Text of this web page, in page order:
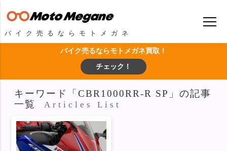
バイク売るならモトメガネ
バイク売るならモトメガネ買取！
チェック！
キーワード「CBR1000RR-R SP」の記事
一覧
Articles List